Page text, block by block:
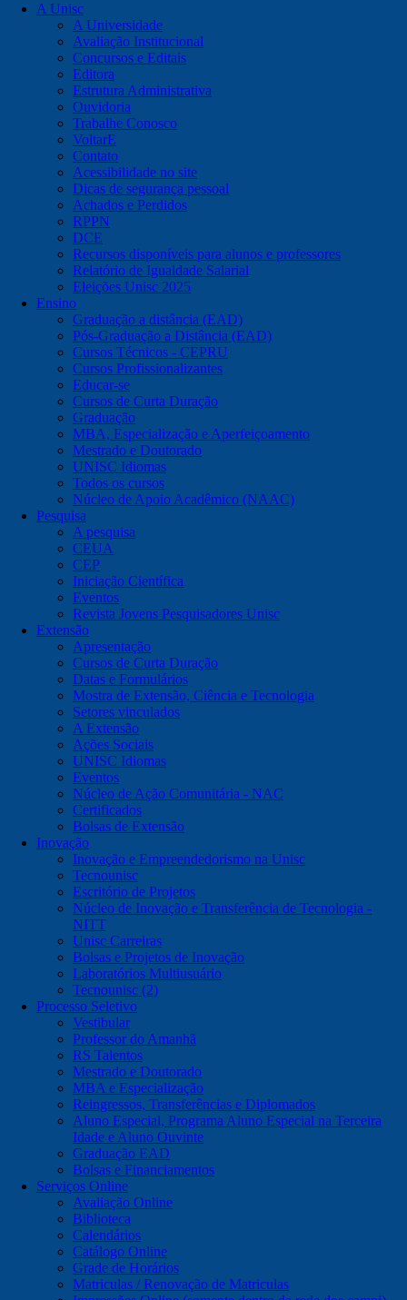
A Unisc
A Universidade
Avaliação Institucional
Concursos e Editais
Editora
Estrutura Administrativa
Ouvidoria
Trabalhe Conosco
VoltarE
Contato
Acessibilidade no site
Dicas de segurança pessoal
Achados e Perdidos
RPPN
DCE
Recursos disponíveis para alunos e professores
Relatório de Igualdade Salarial
Eleições Unisc 2025
Ensino
Graduação a distância (EAD)
Pós-Graduação a Distância (EAD)
Cursos Técnicos - CEPRU
Cursos Profissionalizantes
Educar-se
Cursos de Curta Duração
Graduação
MBA, Especialização e Aperfeiçoamento
Mestrado e Doutorado
UNISC Idiomas
Todos os cursos
Núcleo de Apoio Acadêmico (NAAC)
Pesquisa
A pesquisa
CEUA
CEP
Iniciação Científica
Eventos
Revista Jovens Pesquisadores Unisc
Extensão
Apresentação
Cursos de Curta Duração
Datas e Formulários
Mostra de Extensão, Ciência e Tecnologia
Setores vinculados
A Extensão
Ações Sociais
UNISC Idiomas
Eventos
Núcleo de Ação Comunitária - NAC
Certificados
Bolsas de Extensão
Inovação
Inovação e Empreendedorismo na Unisc
Tecnounisc
Escritório de Projetos
Núcleo de Inovação e Transferência de Tecnologia -
NITT
Unisc Carreiras
Bolsas e Projetos de Inovação
Laboratórios Multiusuário
Tecnounisc (2)
Processo Seletivo
Vestibular
Professor do Amanhã
RS Talentos
Mestrado e Doutorado
MBA e Especialização
Reingressos, Transferências e Diplomados
Aluno Especial, Programa Aluno Especial na Terceira
Idade e Aluno Ouvinte
Graduação EAD
Bolsas e Financiamentos
Serviços Online
Avaliação Online
Biblioteca
Calendários
Catálogo Online
Grade de Horários
Matriculas / Renovação de Matriculas